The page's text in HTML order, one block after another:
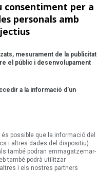
consentiment per a
personals amb
mesurament de la publicitat
el públic i desenvolupament
a la informació d’un
possible que la informació del
i altres dades del dispositiu)
també podran emmagatzemar-
també podrà utilitzar
i els nostres partners